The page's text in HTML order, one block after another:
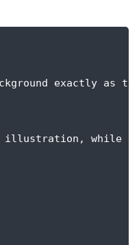
exactly as
illustration, while